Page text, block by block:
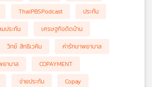
ThaiPBSPodcast
ประกัน
มประกัน
เศรษฐกิจติดบ้าน
วิทย์ สิทธิเวคิน
ค่ารักษาพยาบาล
ยาบาล
COPAYMENT
จ่ายประกัน
Copay